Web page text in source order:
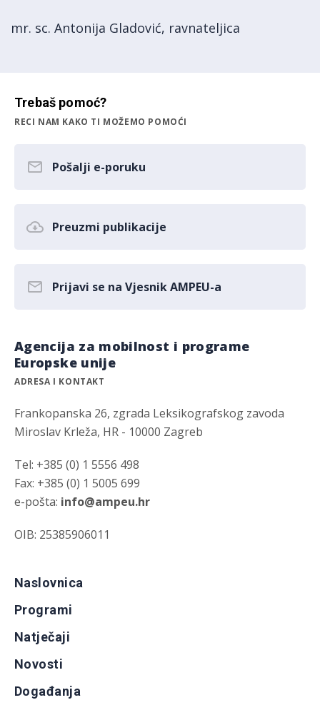
mr. sc. Antonija Gladović, ravnateljica
Trebaš pomoć?
RECI NAM KAKO TI MOŽEMO POMOĆI
Pošalji e-poruku
Preuzmi publikacije
Prijavi se na Vjesnik AMPEU-a
Agencija za mobilnost i programe
Europske unije
ADRESA I KONTAKT
Frankopanska 26, zgrada Leksikografskog zavoda
Miroslav Krleža, HR - 10000 Zagreb
Tel: +385 (0) 1 5556 498
Fax: +385 (0) 1 5005 699
e-pošta: info@ampeu.hr
OIB: 25385906011
Naslovnica
Programi
Natječaji
Novosti
Događanja